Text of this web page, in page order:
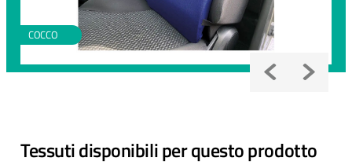
COCCO
Tessuti disponibili per questo prodotto